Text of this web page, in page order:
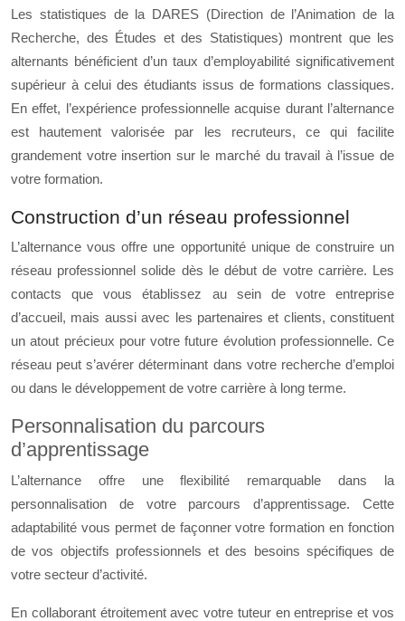
Les statistiques de la DARES (Direction de l’Animation de la
Recherche, des Études et des Statistiques) montrent que les
alternants bénéficient d’un taux d’employabilité significativement
supérieur à celui des étudiants issus de formations classiques.
En effet, l’expérience professionnelle acquise durant l’alternance
est hautement valorisée par les recruteurs, ce qui facilite
grandement votre insertion sur le marché du travail à l’issue de
votre formation.
Construction d’un réseau professionnel
L’alternance vous offre une opportunité unique de construire un
réseau professionnel solide dès le début de votre carrière. Les
contacts que vous établissez au sein de votre entreprise
d’accueil, mais aussi avec les partenaires et clients, constituent
un atout précieux pour votre future évolution professionnelle. Ce
réseau peut s’avérer déterminant dans votre recherche d’emploi
ou dans le développement de votre carrière à long terme.
Personnalisation du parcours
d’apprentissage
L’alternance offre une flexibilité remarquable dans la
personnalisation de votre parcours d’apprentissage. Cette
adaptabilité vous permet de façonner votre formation en fonction
de vos objectifs professionnels et des besoins spécifiques de
votre secteur d’activité.
En collaborant étroitement avec votre tuteur en entreprise et vos